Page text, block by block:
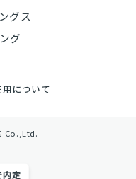
グス
グ
について
Co.,Ltd.
定